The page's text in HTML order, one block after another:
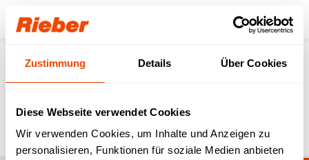
Zustimmung Details Über Cookies
Diese Webseite verwendet Cookies
Wir verwenden Cookies, um Inhalte und Anzeigen zu
personalisieren, Funktionen für soziale Medien anbieten
Login
Zubehör
Varithek